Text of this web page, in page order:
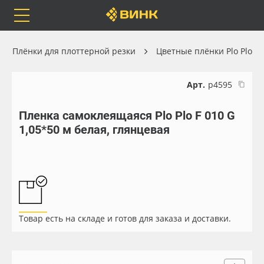
Каталог
Бренды
Доставка
Весь каталог
Самоклеящиеся плёнки
Листовые материалы
Плёнки для плоттерной резки Цветные плёнки Plo Plo
Арт. р4595
Пленка самоклеящаяся Plo Plo F 010 G
1,05*50 м белая, глянцевая
Товар есть на складе и готов для заказа и доставки.